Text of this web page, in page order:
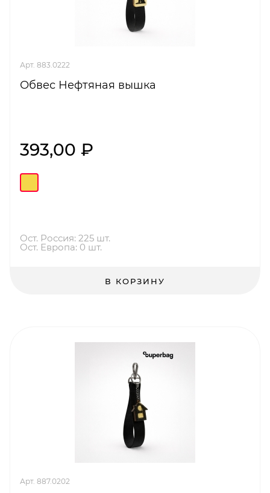
Арт. 883.0222
Обвес Нефтяная вышка
393,00 ₽
Ост. Россия: 225 шт.
Ост. Европа: 0 шт.
В КОРЗИНУ
Арт. 887.0202